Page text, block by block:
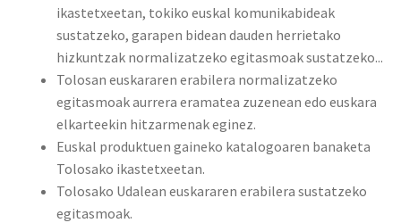
ikastetxeetan, tokiko euskal komunikabideak
sustatzeko, garapen bidean dauden herrietako
hizkuntzak normalizatzeko egitasmoak sustatzeko...
Tolosan euskararen erabilera normalizatzeko
egitasmoak aurrera eramatea zuzenean edo euskara
elkarteekin hitzarmenak eginez.
Euskal produktuen gaineko katalogoaren banaketa
Tolosako ikastetxeetan.
Tolosako Udalean euskararen erabilera sustatzeko
egitasmoak.